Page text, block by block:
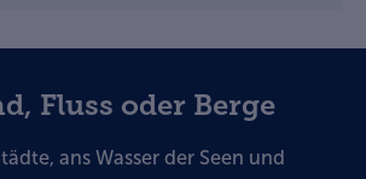
Fluss oder Berge
ans Wasser der Seen und